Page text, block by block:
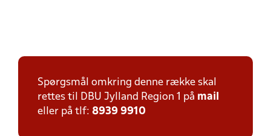
Spørgsmål omkring denne række skal
rettes til DBU Jylland Region 1 på mail
eller på tlf: 8939 9910